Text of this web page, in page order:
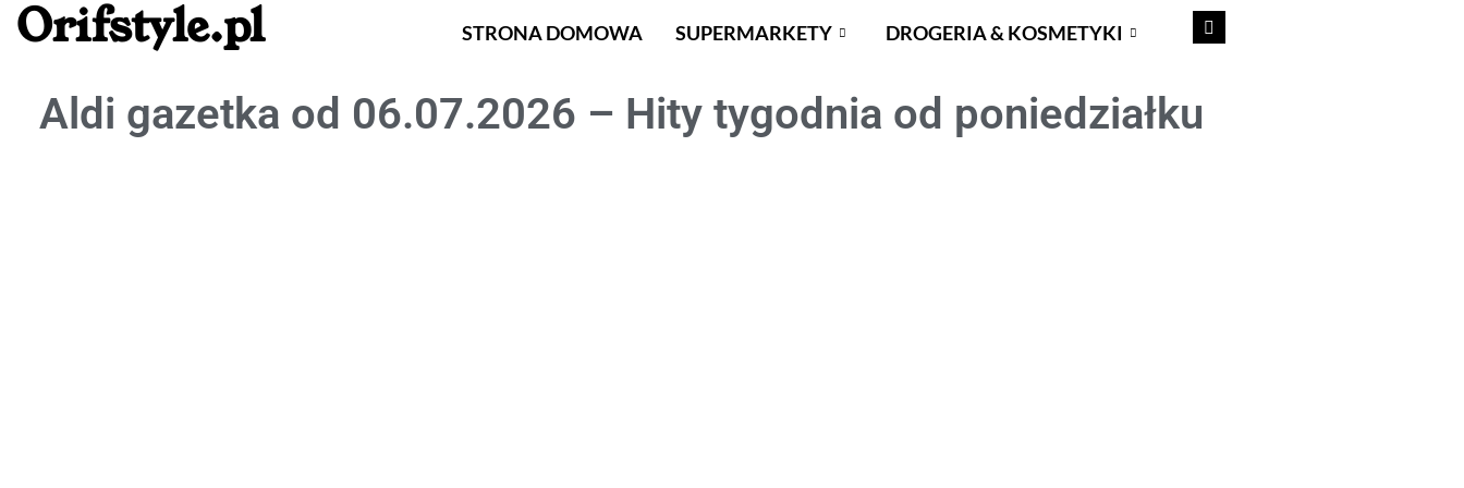
Orifstyle.pl STRONA DOMOWA SUPERMARKETY DROGERIA & KOSMETYKI
Aldi gazetka od 06.07.2026 – Hity tygodnia od poniedziałku